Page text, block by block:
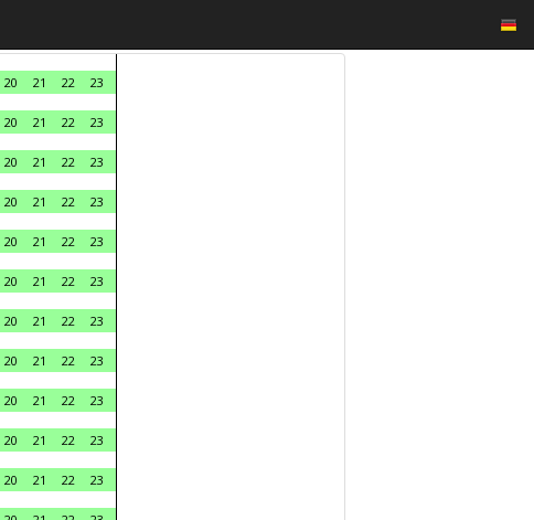
20 21 22
23
20 21 22
23
20 21 22
23
20 21 22
23
20 21 22
23
20 21 22
23
20 21 22
23
20 21 22
23
20 21 22
23
20 21 22
23
20 21 22
23